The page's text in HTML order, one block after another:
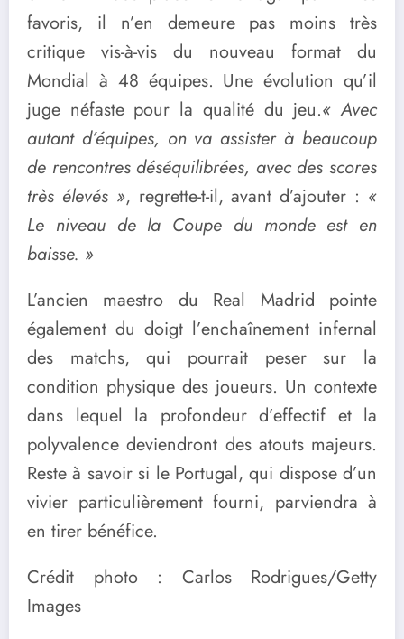
favoris, il n’en demeure pas moins très
critique vis-à-vis du nouveau format du
Mondial à 48 équipes. Une évolution qu’il
juge néfaste pour la qualité du jeu.« Avec
autant d’équipes, on va assister à beaucoup
de rencontres déséquilibrées, avec des scores
très élevés », regrette-t-il, avant d’ajouter : «
Le niveau de la Coupe du monde est en
baisse. »
L’ancien maestro du Real Madrid pointe
également du doigt l’enchaînement infernal
des matchs, qui pourrait peser sur la
condition physique des joueurs. Un contexte
dans lequel la profondeur d’effectif et la
polyvalence deviendront des atouts majeurs.
Reste à savoir si le Portugal, qui dispose d’un
vivier particulièrement fourni, parviendra à
en tirer bénéfice.
Crédit photo : Carlos Rodrigues/Getty
Images